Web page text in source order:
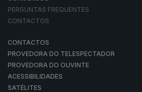
PERGUNTAS FREQUENTES
CONTACTOS
CONTACTOS
PROVEDORA DO TELESPECTADOR
PROVEDORA DO OUVINTE
ACESSIBILIDADES
SATÉLITES